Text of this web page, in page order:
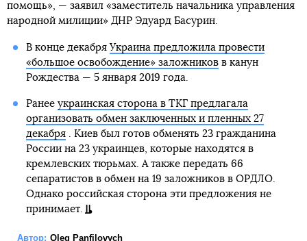
помощь», — заявил «заместитель начальника управления
народной милиции» ДНР Эдуард Басурин.
В конце декабря Украина предложила провести
«большое освобождение» заложниковв канун
Рождества — 5 января 2019 года.
Ранее украинская сторона в ТКГ предлагала
организовать обмен заключенных и пленных 27
декабря. Киев был готов обменять 23 гражданина
России на 23 украинцев, которые находятся в
кремлевских тюрьмах. А также передать 66
сепаратистов в обмен на 19 заложников в ОРДЛО.
Однако российская сторона эти предложения не
принимает.
Автор: Oleg Panfilovych